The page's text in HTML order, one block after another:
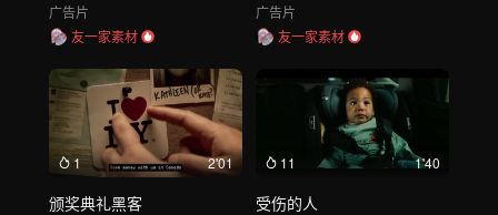
广告片
友一家素材
广告片
友一家素材
1 2'01
颁奖典礼黑客
11 1'40
受伤的人